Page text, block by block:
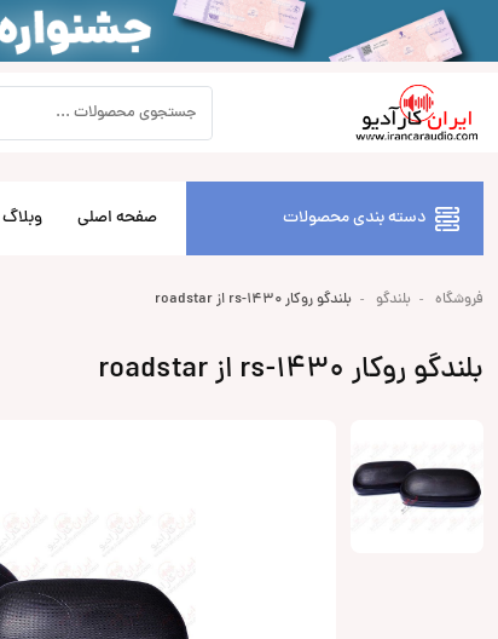
دسته بندی محصولات صفحه اصلی وبلاگ
فروشگاه بلندگو بلندگو روکار rs-1430 از roadstar
بلندگو روکار rs-1430 از roadstar